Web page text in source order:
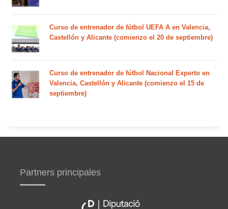
Curso de entrenador de fútbol UEFA A en Valencia,
Castellón y Alicante (comienzo el 20 de septiembre)
Curso de entrenador de fútbol Nacional Experto en
Valencia, Castellón y Alicante (comienzo el 15 de
septiembre)
Partners principales